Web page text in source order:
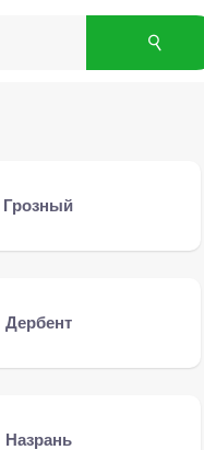
Грозный
Дербент
Назрань